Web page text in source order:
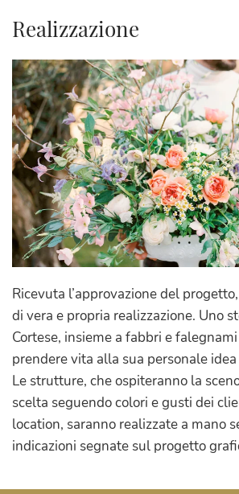
Realizzazione
Ricevuta l’approvazione del
di vera e propria realizzazione. Uno
Cortese, insieme a fabbri e
prendere vita alla sua personale
Le strutture, che ospiteranno la
scelta seguendo colori e gusti dei
location, saranno realizzate a mano
indicazioni segnate sul progetto